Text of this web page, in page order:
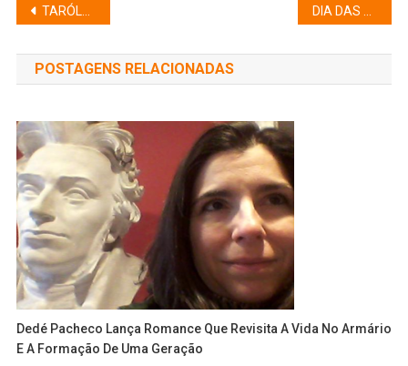
Navegação
de
Post
TARÓLOGA SOL VIANA É A ENTREVISTADA DO JORNALISTA MAURÍCIO COUTINHO PARA O CANAL DA REVISTA PAULISTA NO YOUTUBE
POSTAGENS RELACIONADAS
Dedé Pacheco Lança Romance Que Revisita A Vida No Armário
E A Formação De Uma Geração